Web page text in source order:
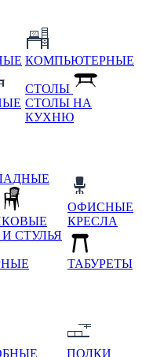
КОМПЬЮТЕРНЫЕ
СТОЛЫ
СТОЛЫ НА
КУХНЮ
СТУЛЬЯ
ОФИСНЫЕ
КРЕСЛА
ТАБУРЕТЫ
ПОЛКИ